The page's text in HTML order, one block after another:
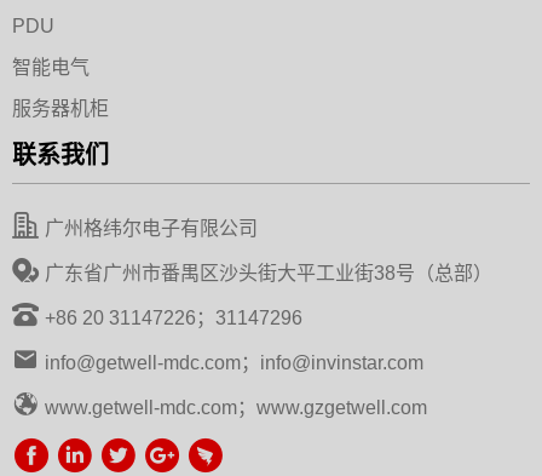
PDU
智能电气
服务器机柜
联系我们
广州格纬尔电子有限公司
广东省广州市番禺区沙头街大平工业街38号（总部）
+86 20 31147226；31147296
info@getwell-mdc.com；info@invinstar.com
www.getwell-mdc.com；www.gzgetwell.com